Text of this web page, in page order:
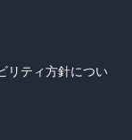
リティ方針につい